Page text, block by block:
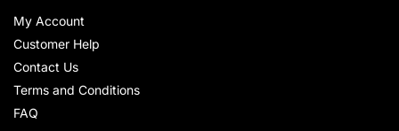
My Account
Customer Help
Contact Us
Terms and Conditions
FAQ